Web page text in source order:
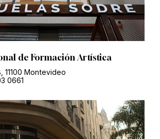
de Formación Artística
11100 Montevideo
0661